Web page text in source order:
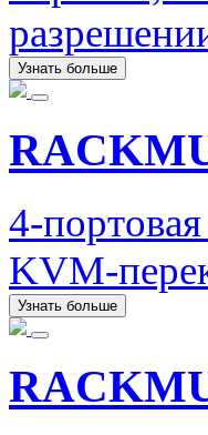
Узнать больше
4-
KVM-
Узнать больше